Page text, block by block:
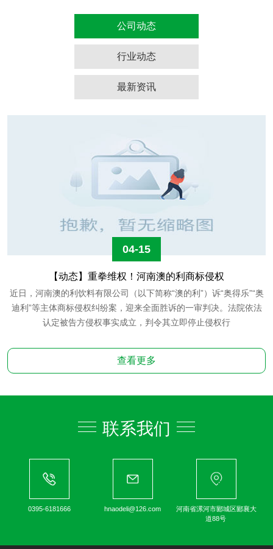
公司动态
行业动态
最新资讯
04-15
【动态】重拳维权！河南澳的利商标侵权
近日，河南澳的利饮料有限公司（以下简称“澳的利”）诉“奥得乐”“奥
迪利”等主体商标侵权纠纷案，迎来全面胜诉的一审判决。法院依法
认定被告方侵权事实成立，判令其立即停止侵权行
查看更多
联系我们
0395-6181666 hnaodeli@126.com
河南省漯河市郾城区郾襄大
道88号